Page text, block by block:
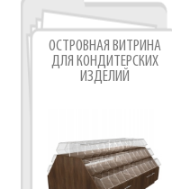
ОСТРОВНАЯ ВИТРИНА
ДЛЯ КОНДИТЕРСКИХ
ИЗДЕЛИЙ